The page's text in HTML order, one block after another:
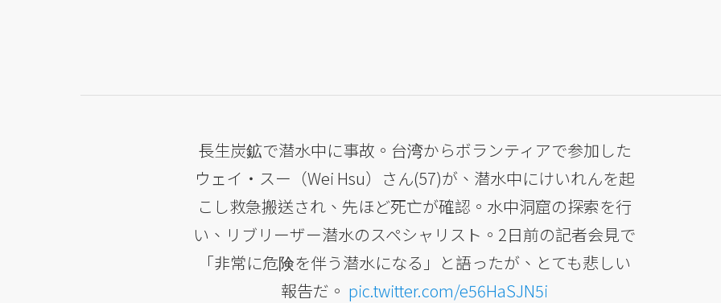
長生炭鉱で潜水中に事故。台湾からボランティアで参加した
ウェイ・スー（Wei Hsu）さん(57)が、潜水中にけいれんを起
こし救急搬送され、先ほど死亡が確認。水中洞窟の探索を行
い、リブリーザー潜水のスペシャリスト。2日前の記者会見で
「非常に危険を伴う潜水になる」と語ったが、とても悲しい
報告だ。 pic.twitter.com/e56HaSJN5i